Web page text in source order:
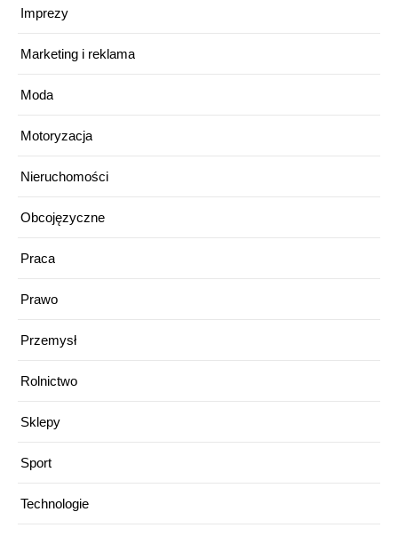
Imprezy
Marketing i reklama
Moda
Motoryzacja
Nieruchomości
Obcojęzyczne
Praca
Prawo
Przemysł
Rolnictwo
Sklepy
Sport
Technologie